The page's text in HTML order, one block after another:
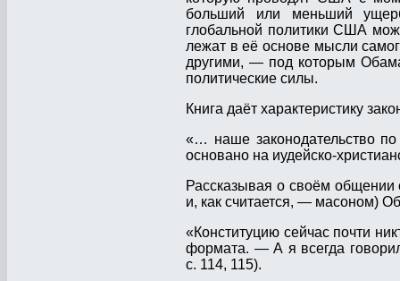
больший или меньший
глобальной политики США
лежат в её основе мысли
другими, — под которым
политические силы.
Книга даёт характеристику
«… наше законодательство
основано на иудейско-
Рассказывая о своём
и, как считается, — масоном)
«Конституцию сейчас почти
формата. — А я всегда
с. 114, 115).